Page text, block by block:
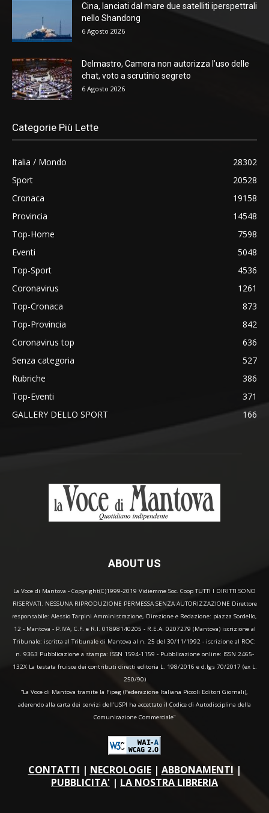
Cina, lanciati dal mare due satelliti iperspettrali
nello Shandong
6 Agosto 2026
Delmastro, Camera non autorizza l’uso delle
chat, voto a scrutinio segreto
6 Agosto 2026
Categorie Più Lette
Italia / Mondo
28302
Sport
20528
Cronaca
19158
Provincia
14548
Top-Home
7598
Eventi
5048
Top-Sport
4536
Coronavirus
1261
Top-Cronaca
873
Top-Provincia
842
Coronavirus top
636
Senza categoria
527
Rubriche
386
Top-Eventi
371
GALLERY DELLO SPORT
166
ABOUT US
La Voce di Mantova - Copyright(C)1999-2019 Vidiemme Soc. Coop TUTTI I DIRITTI SONO
RISERVATI. NESSUNA RIPRODUZIONE PERMESSA SENZA AUTORIZZAZIONE Direttore
responsabile: Alessio Tarpini Amministrazione, Direzione e Redazione: piazza Sordello,
12 - Mantova - P.IVA, C.F. e R.I. 01898140205 - R.E.A. 0207279 (Mantova) iscrizione al
Tribunale: iscritta al Tribunale di Mantova al n. 25 del 30/11/1992 - iscrizione al ROC:
n. 9363 Pubblicazione a stampa: ISSN 1594-1159 - Pubblicazione online: ISSN 2465-
132X La testata fruisce dei contributi diretti editoria L. 198/2016 e d.lgs 70/2017 (ex L.
250/90)
“La Voce di Mantova tramite la Fipeg (Federazione Italiana Piccoli Editori Giornali),
aderendo alla carta dei servizi dell'USPI ha accettato il Codice di Autodisciplina della
Comunicazione Commerciale"
CONTATTI | NECROLOGIE| ABBONAMENTI |
PUBBLICITA' | LA NOSTRA LIBRERIA